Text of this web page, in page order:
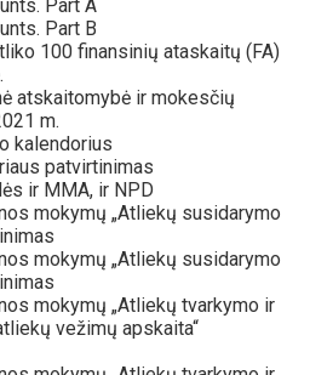
Part A
Part B
100 finansinių ataskaitų (FA)
atskaitomybė ir mokesčių
m.
kalendorius
patvirtinimas
ir MMA, ir NPD
mokymų „Atliekų susidarymo
mokymų „Atliekų susidarymo
mokymų „Atliekų tvarkymo ir
vežimų apskaita“